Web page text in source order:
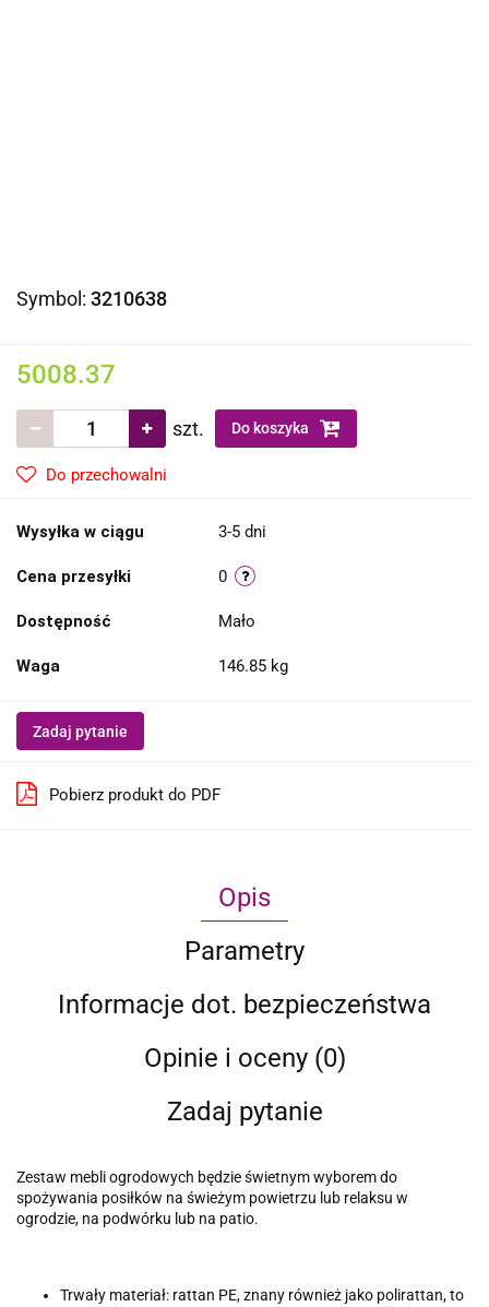
Symbol: 3210638
5008.37
szt. Do koszyka
Do przechowalni
Wysyłka w ciągu 3-5 dni
Cena przesyłki 0
Dostępność Mało
Waga 146.85 kg
Zadaj pytanie
Pobierz produkt do PDF
Opis
Parametry
Informacje dot. bezpieczeństwa
Opinie i oceny (0)
Zadaj pytanie
Zestaw mebli ogrodowych będzie świetnym wyborem do
spożywania posiłków na świeżym powietrzu lub relaksu w
ogrodzie, na podwórku lub na patio.
Trwały materiał: rattan PE, znany również jako polirattan, to